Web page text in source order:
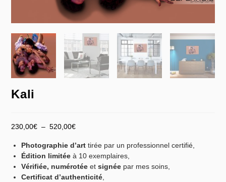
Kali
230,00€ – 520,00€
Photographie d’art tirée par un professionnel certifié,
Édition limitéeà 10 exemplaires,
Vérifiée, numérotée etsignée par mes soins,
Certificat d’authenticité